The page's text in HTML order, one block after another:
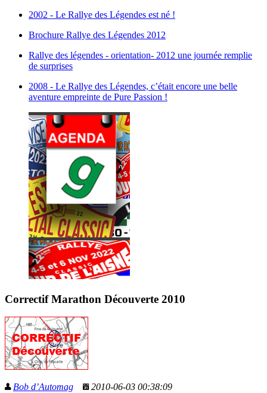
2002 - Le Rallye des Légendes est né !
Brochure Rallye des Légendes 2012
Rallye des légendes - orientation- 2012 une journée remplie
de surprises
2008 - Le Rallye des Légendes, c’était encore une belle
aventure empreinte de Pure Passion !
Correctif Marathon Découverte 2010
Bob d’Automag 2010-06-03 00:38:09